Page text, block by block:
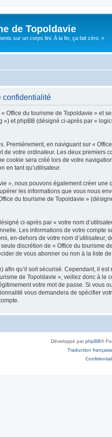
de Topoldavie
sur un corps fini. À la fin, ça fait zéro. »
confidentialité
du tourisme de Topoldavie » et
et phpBB (désigné ci-après par «
Premièrement, en naviguant sur «
votre ordinateur. Les deux
cookie sera créé lors de votre
en tant qu’utilisateur.
», nous pouvons également créer
les informations que vous nous
du tourisme de Topoldavie »
ci-après par « votre nom
Les informations de votre
en-dehors de votre nom
discrétion de « Office du
de vous abonner ou non à la liste
qu’il soit sécurisé. Cependant, il
de Topoldavie », veillez donc à
votre mot de passe. Si vous
vous demandera de spécifier
Développé parphpBB®
Traduction